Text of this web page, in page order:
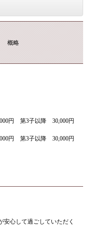
概略
円 第3子以降 30,000円
円 第3子以降 30,000円
安心して過ごしていただく